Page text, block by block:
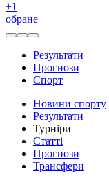
+1
обране
Результати
Прогнози
Спорт
Новини спорту
Результати
Турніри
Статті
Прогнози
Трансфери